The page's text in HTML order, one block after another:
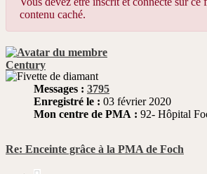
contenu caché.
Century
Messages : 3795
Enregistré le : 03 février 2020
Mon centre de PMA : 92- Hôpital
Re: Enceinte grâce à la PMA de Foch